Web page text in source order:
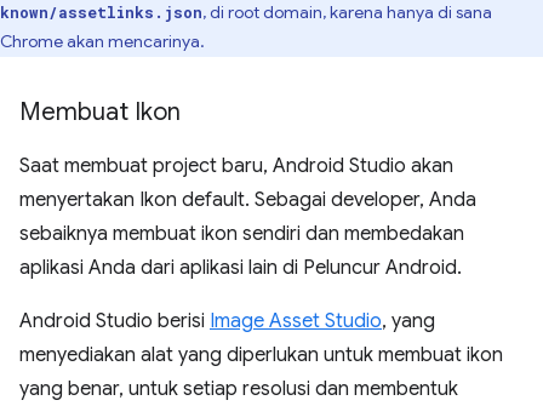
known/assetlinks.json, di root domain, karena hanya di sana
Chrome akan mencarinya.
Membuat Ikon
Saat membuat project baru, Android Studio akan
menyertakan Ikon default. Sebagai developer, Anda
sebaiknya membuat ikon sendiri dan membedakan
aplikasi Anda dari aplikasi lain di Peluncur Android.
Android Studio berisi Image Asset Studio, yang
menyediakan alat yang diperlukan untuk membuat ikon
yang benar, untuk setiap resolusi dan membentuk